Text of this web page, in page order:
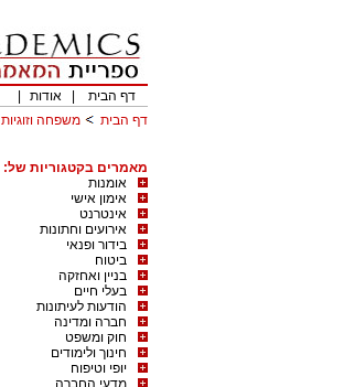
דף הבית
אודות
דף הבית
משפחה וזוגיות
מאמרים בקטגוריות של:
אומנות
אימון אישי
אינטרנט
אירועים וחתונות
בידור ופנאי
ביטוח
בניין ואחזקה
בעלי חיים
הודעות לעיתונות
חברה ומדינה
חוק ומשפט
חינוך ולימודים
יופי וטיפוח
מדעי החברה